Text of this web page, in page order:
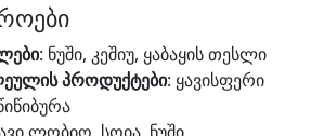
: ნუში, კეშიუ, ყაბაყის თესლი
პროდუქტები: ყავისფერი